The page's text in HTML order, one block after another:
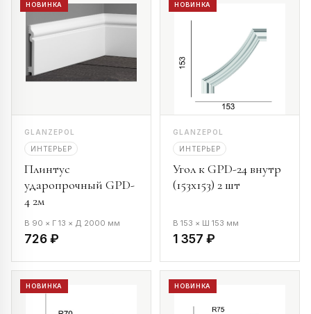
НОВИНКА
GLANZEPOL
ИНТЕРЬЕР
Плинтус
ударопрочный GPD-
4 2м
В 90 × Г 13 × Д 2000 мм
726 ₽
НОВИНКА
GLANZEPOL
ИНТЕРЬЕР
Угол к GPD-24 внутр
(153х153) 2 шт
В 153 × Ш 153 мм
1 357 ₽
НОВИНКА НОВИНКА